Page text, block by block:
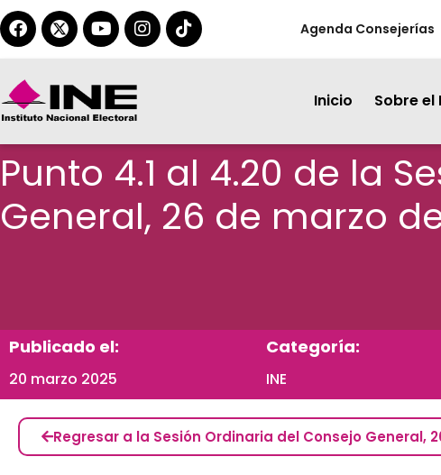
Agenda Consejerías
Inicio Sobre el
Punto 4.1 al 4.20 de la
General, 26 de marzo
Publicado el:
20 marzo 2025
Categoría:
INE
Regresar a la Sesión Ordinaria del Consejo General,